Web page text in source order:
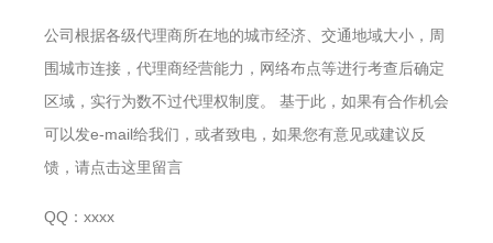
公司根据各级代理商所在地的城市经济、交通地域大小，周
围城市连接，代理商经营能力，网络布点等进行考查后确定
区域，实行为数不过代理权制度。 基于此，如果有合作机会
可以发e-mail给我们，或者致电，如果您有意见或建议反
馈，请点击这里留言
QQ：xxxx